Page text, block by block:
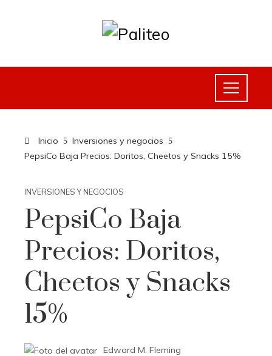
Inicio
Inversiones y negocios
PepsiCo Baja Precios: Doritos, Cheetos y Snacks 15%
INVERSIONES Y NEGOCIOS
PepsiCo Baja
Precios: Doritos,
Cheetos y Snacks
15%
Edward M. Fleming